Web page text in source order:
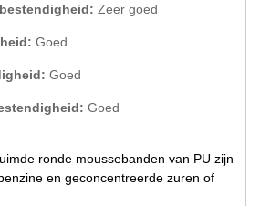
Zeer goed
Goed
Goed
Goed
ronde moussebanden van PU zijn
en geconcentreerde zuren of